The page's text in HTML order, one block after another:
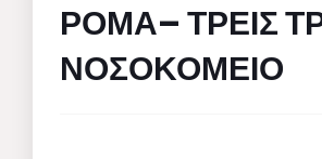
ΡΟΜΑ– ΤΡΕΙΣ
ΝΟΣΟΚΟΜΕΙΟ